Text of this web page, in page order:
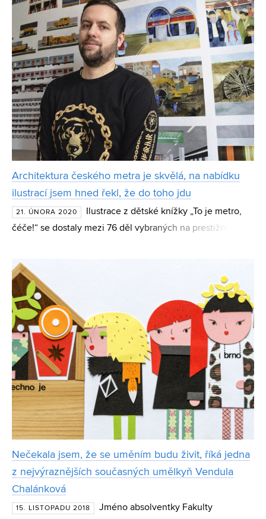
Architektura českého metra je skvělá, na nabídku
ilustrací jsem hned řekl, že do toho jdu
21. ÚNORA 2020
Ilustrace z dětské knížky „To je metro,
čéče!“ se dostaly mezi 76 děl vybraných na prestižní
přihlášených obstály ilustrace Jana Šrámka, který
Nečekala jsem, že se uměním budu živit, říká jedna
z nejvýraznějších současných umělkyň Vendula
Chalánková
15. LISTOPADU 2018
Jméno absolventky Fakulty